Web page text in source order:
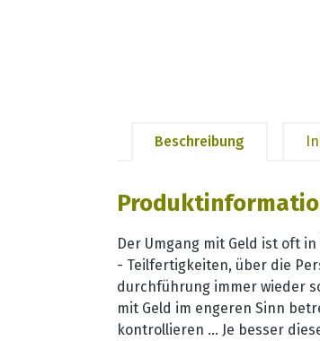
Beschreibung
Der Umgang mit Geld ist oft
- Teilfertigkeiten, über die
durchführung immer wieder
mit Geld im engeren Sinn
kontrollieren ... Je besser